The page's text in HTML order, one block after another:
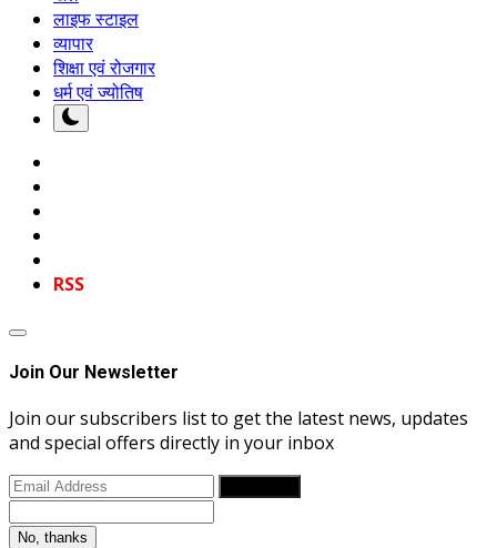
लाइफ स्टाइल
व्यापार
शिक्षा एवं रोजगार
धर्म एवं ज्योतिष
RSS
Join Our Newsletter
Join our subscribers list to get the latest news, updates
and special offers directly in your inbox
No, thanks